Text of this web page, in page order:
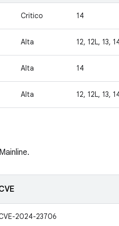
Critico 14
Alta 12, 12L, 13,
Alta 14
Alta 12, 12L, 13,
2024-23706